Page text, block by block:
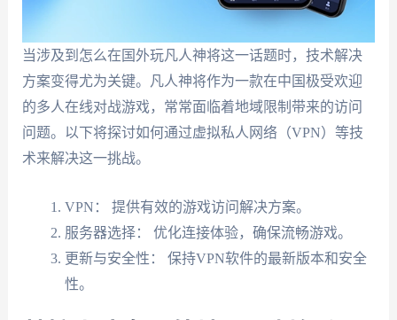
当涉及到怎么在国外玩凡人神将这一话题时，技术解决
方案变得尤为关键。凡人神将作为一款在中国极受欢迎
的多人在线对战游戏，常常面临着地域限制带来的访问
问题。以下将探讨如何通过虚拟私人网络（VPN）等技
术来解决这一挑战。
VPN： 提供有效的游戏访问解决方案。
服务器选择： 优化连接体验，确保流畅游戏。
更新与安全性： 保持VPN软件的最新版本和安全
性。